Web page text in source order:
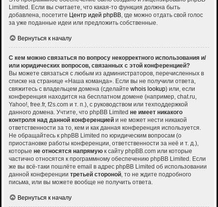
Limited. Если вы считаете, что какая-то функция должна быть
добавлена, посетите Центр идей phpBB, где можно отдать свой голос
за уже поданные идеи или предложить собственные.
Вернуться к началу
С кем можно связаться по вопросу некорректного использования и/
или юридических вопросов, связанных с этой конференцией?
Вы можете связаться с любым из администраторов, перечисленных в
списке на странице «Наша команда». Если вы не получили ответа,
свяжитесь с владельцем домена (сделайте whois lookup) или, если
конференция находится на бесплатном домене (например, chat.ru,
Yahoo!, free.fr, f2s.com и т. п.), с руководством или техподдержкой
данного домена. Учтите, что phpBB Limited не имеет никакого
контроля над данной конференцией и не может нести никакой
ответственности за то, кем и как данная конференция используется.
Не обращайтесь к phpBB Limited по юридическим вопросам (о
приостановке работы конференции, ответственности за неё и т. д.),
которые не относятся напрямую к сайту phpBB.com или которые
частично относятся к программному обеспечению phpBB Limited. Если
же вы всё-таки пошлёте email в адрес phpBB Limited об использовании
данной конференции третьей стороной, то не ждите подробного
письма, или вы можете вообще не получить ответа.
Вернуться к началу